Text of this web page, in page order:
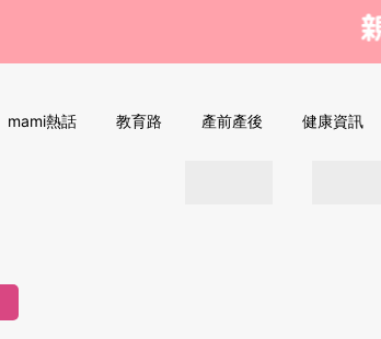
mami熱話 教育路 產前產後 健康資訊